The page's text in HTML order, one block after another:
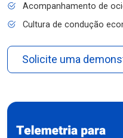
Acompanhamento de
Cultura de condução
Solicite uma